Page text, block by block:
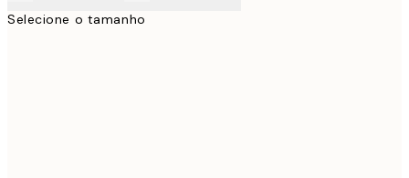
Selecione o tamanho